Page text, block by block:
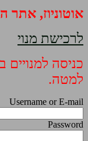
אוטוניוז, אתר
לרכישת מנוי
כניסה
למטה.
Username or E-mail
Password